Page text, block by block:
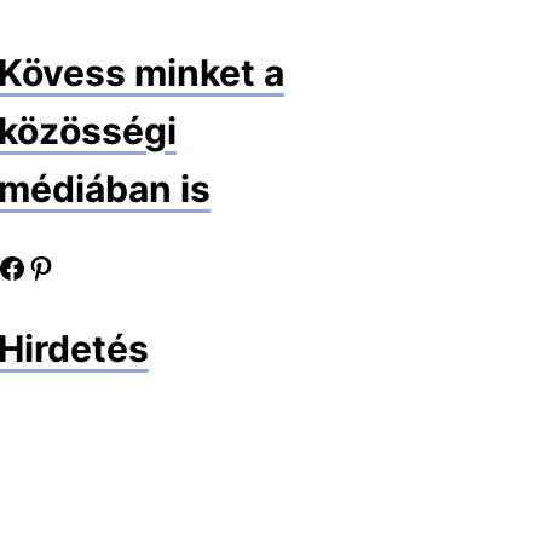
minket a
is
Pinterest oldalunk